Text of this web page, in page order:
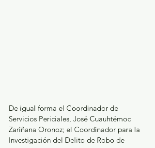
De igual forma el Coordinador de
Servicios Periciales, José Cuauhtémoc
Zariñana Oronoz; el Coordinador para la
Investigación del Delito de Robo de